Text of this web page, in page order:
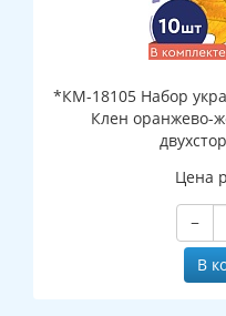
*КМ-18105 Набор
Клен оранжево-
Цена
−
В